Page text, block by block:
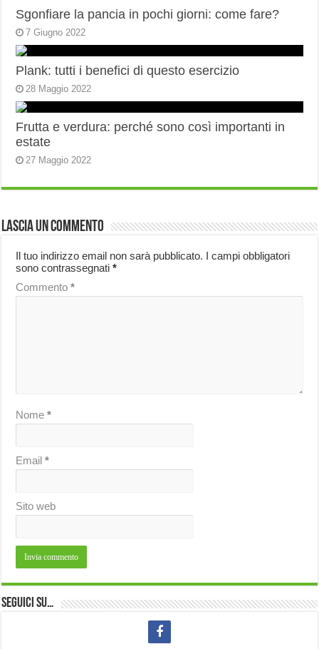
Sgonfiare la pancia in pochi giorni: come fare?
7 Giugno 2022
Plank: tutti i benefici di questo esercizio
28 Maggio 2022
Frutta e verdura: perché sono così importanti in
estate
27 Maggio 2022
Lascia un commento
Il tuo indirizzo email non sarà pubblicato. I campi obbligatori
sono contrassegnati*
Commento*
Nome*
Email*
Sito web
Seguici su…